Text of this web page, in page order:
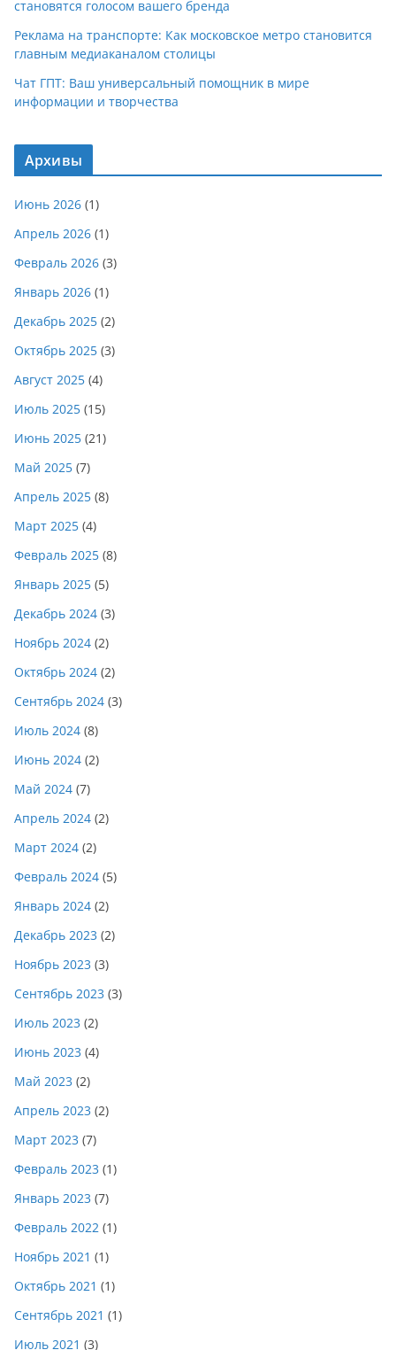
становятся голосом вашего бренда
Реклама на транспорте: Как московское метро становится
главным медиаканалом столицы
Чат ГПТ: Ваш универсальный помощник в мире
информации и творчества
Архивы
Июнь 2026 (1)
Апрель 2026 (1)
Февраль 2026 (3)
Январь 2026 (1)
Декабрь 2025 (2)
Октябрь 2025 (3)
Август 2025 (4)
Июль 2025 (15)
Июнь 2025 (21)
Май 2025 (7)
Апрель 2025 (8)
Март 2025 (4)
Февраль 2025 (8)
Январь 2025 (5)
Декабрь 2024 (3)
Ноябрь 2024 (2)
Октябрь 2024 (2)
Сентябрь 2024 (3)
Июль 2024 (8)
Июнь 2024 (2)
Май 2024 (7)
Апрель 2024 (2)
Март 2024 (2)
Февраль 2024 (5)
Январь 2024 (2)
Декабрь 2023 (2)
Ноябрь 2023 (3)
Сентябрь 2023 (3)
Июль 2023 (2)
Июнь 2023 (4)
Май 2023 (2)
Апрель 2023 (2)
Март 2023 (7)
Февраль 2023 (1)
Январь 2023 (7)
Февраль 2022 (1)
Ноябрь 2021 (1)
Октябрь 2021 (1)
Сентябрь 2021 (1)
Июль 2021 (3)